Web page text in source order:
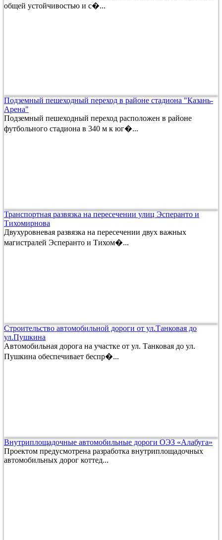
общей устойчивостью и с�...
Подземный пешеходный переход в районе стадиона "Казань-
Арена"
Подземный пешеходный переход расположен в районе
футбольного стадиона в 340 м к юг�...
Транспортная развязка на пересечении улиц Эсперанто и
Тихомирнова
Двухуровневая развязка на пересечении двух важных
магистралей Эсперанто и Тихом�...
Строительство автомобильной дороги от ул.Танковая до
ул.Пушкина
Автомобильная дорога на участке от ул. Танковая до ул.
Пушкина обеспечивает беспр�...
Внутриплощадочные автомобильные дороги ОЭЗ «Алабуга»
Проектом предусмотрена разработка внутриплощадочных
автомобильных дорог коттед...